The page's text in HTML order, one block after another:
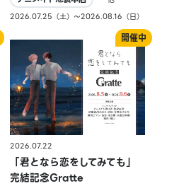
2026.07.25（土）〜2026.08.16（日）
2026.07.22
「君となら恋をしてみても」
完結記念Gratte